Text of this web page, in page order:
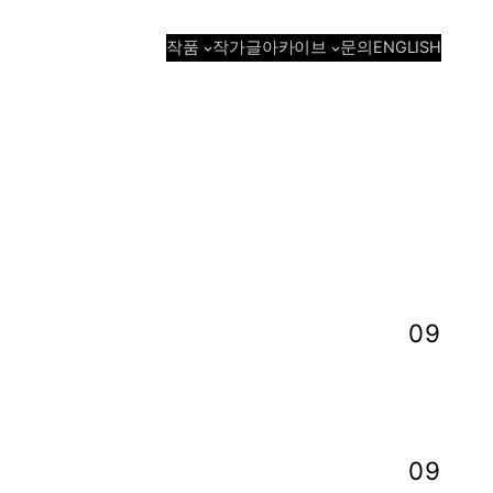
작품 작가글아카이브 문의ENGLISH
09
09